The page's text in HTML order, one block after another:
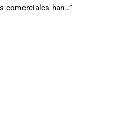
comerciales han…”